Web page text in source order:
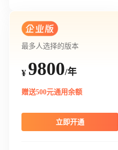
最多人选择的版本
¥ 9800/年
赠送500元通用余额
立即开通